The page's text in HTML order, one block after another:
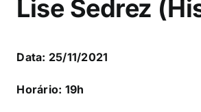
Lise Sedrez
Data: 25/11/2021
Horário: 19h